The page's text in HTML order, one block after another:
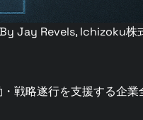
By Jay Revels, Ichizoku株
戦略遂行を支援する企業